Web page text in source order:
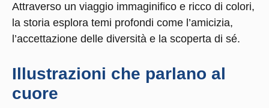
Attraverso un viaggio immaginifico e ricco di colori,
la storia esplora temi profondi come l’amicizia,
l’accettazione delle diversità e la scoperta di sé.
Illustrazioni che parlano al
cuore